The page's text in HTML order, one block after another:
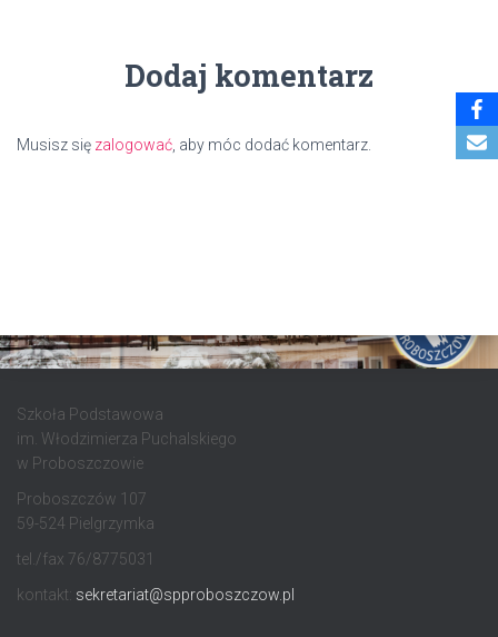
Dodaj komentarz
Musisz się zalogować , aby móc dodać komentarz.
Szkoła Podstawowa
im. Włodzimierza Puchalskiego
w Proboszczowie
Proboszczów 107
59-524 Pielgrzymka
tel./fax 76/8775031
kontakt: sekretariat@spproboszczow.pl